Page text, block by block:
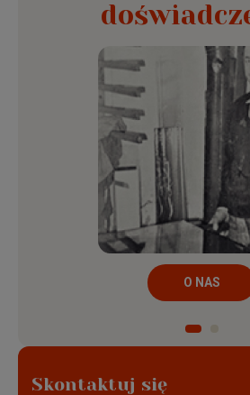
Najczęstsze rozmiary
W naszym sklepie znajdują się różne
plakatów w standardowych
cm oraz 50x70 cm. Istnieje także
oprawy plakatu na wymiar
, w
rozmiarów posterów. Wszystkie
z powłoką antyrefleksyjną, która
światła i chroni plakat przed
Ramka na plakat - jaką
Jednym z najpopularniejszych
ramki aluminiowe do plakatu.
wnętrzach, a różnorodna kolorystyka
dopasowanie obramowania plakatu do
O NAS
Skontaktuj się